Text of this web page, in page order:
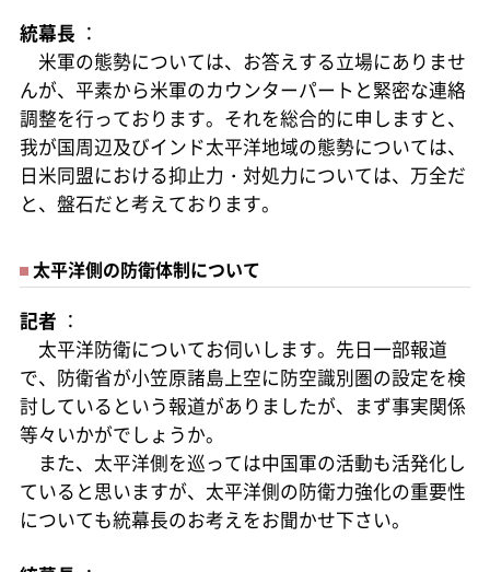
統幕長 ：
米軍の態勢については、お答えする立場にありませ
んが、平素から米軍のカウンターパートと緊密な連絡
調整を行っております。それを総合的に申しますと、
我が国周辺及びインド太平洋地域の態勢については、
日米同盟における抑止力・対処力については、万全だ
と、盤石だと考えております。
太平洋側の防衛体制について
記者 ：
太平洋防衛についてお伺いします。先日一部報道
で、防衛省が小笠原諸島上空に防空識別圏の設定を検
討しているという報道がありましたが、まず事実関係
等々いかがでしょうか。
また、太平洋側を巡っては中国軍の活動も活発化し
ていると思いますが、太平洋側の防衛力強化の重要性
についても統幕長のお考えをお聞かせ下さい。